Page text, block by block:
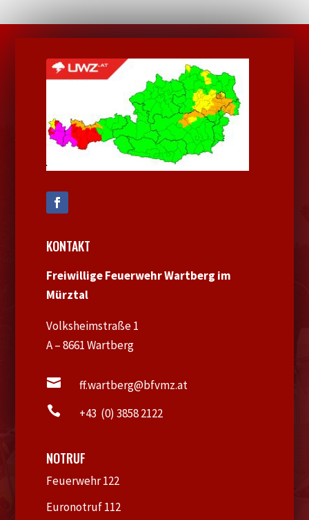
KONTAKT
Freiwillige Feuerwehr Wartberg im
Mürztal
Volksheimstraße 1
A – 8661 Wartberg
 ff.wartberg@bfvmz.at
 +43 (0) 3858 2122
NOTRUF
Feuerwehr 122
Euronotruf 112